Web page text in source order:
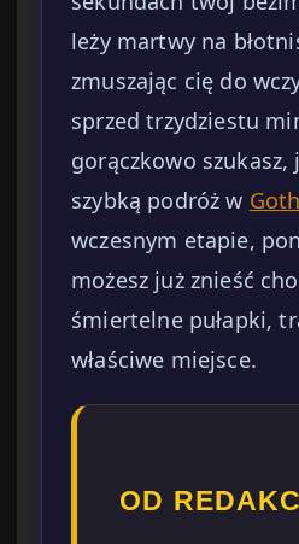
leży martwy na
zmuszając cię do
sprzed trzydziestu
gorączkowo
szybką podróż w
wczesnym etapie,
możesz już znieść
śmiertelne pułapki,
właściwe miejsce.
OD